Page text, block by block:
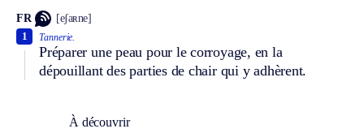
FR [eʃaʀne]
Tannerie.
Préparer une peau pour le corroyage, en la
dépouillant des parties de chair qui y adhèrent.
1
À découvrir